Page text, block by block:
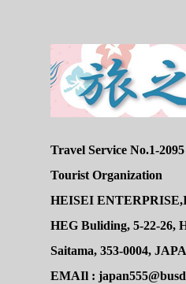
Travel Service No.1-
Tourist Organization
HEISEI
HEG Buliding, 5-22-26,
Saitama, 353-0004,
EMAIl :